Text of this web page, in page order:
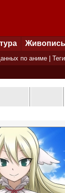
Живопись
по аниме Теги